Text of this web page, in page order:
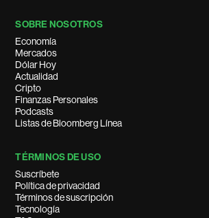
SOBRE NOSOTROS
Economía
Mercados
Dólar Hoy
Actualidad
Cripto
Finanzas Personales
Podcasts
Listas de Bloomberg Línea
TÉRMINOS DE USO
Suscríbete
Política de privacidad
Términos de suscripción
Tecnología